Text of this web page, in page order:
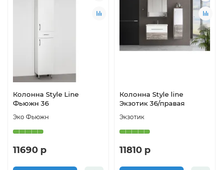
Колонна Style Line
Фьюжн 36
Эко Фьюжн
11690 р
Колонна Style line
Экзотик 36/правая
Экзотик
11810 р